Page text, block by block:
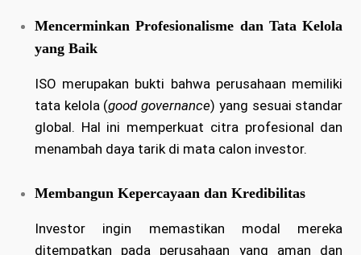
Mencerminkan Profesionalisme dan Tata Kelola
yang Baik
ISO merupakan bukti bahwa perusahaan memiliki
tata kelola (good governance) yang sesuai standar
global. Hal ini memperkuat citra profesional dan
menambah daya tarik di mata calon investor.
Membangun Kepercayaan dan Kredibilitas
Investor ingin memastikan modal mereka
ditempatkan pada perusahaan yang aman dan